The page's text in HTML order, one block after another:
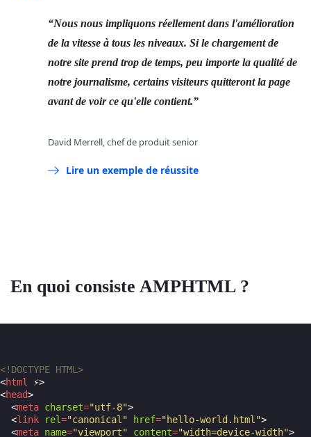
Nous nous impliquons réellement dans l'amélioration
de la vitesse à tous les niveaux. Si le chargement de
notre site prend trop de temps, peu importe la qualité de
notre journalisme, certains visiteurs quitteront la page
avant de voir ce qu'elle contient.
David Merrell, chef de produit senior
Lire un exemple de réussite
En quoi consiste AMPHTML ?
<!DOCTYPE HTML>
<html ⚡>
<head>
<meta charset="utf-8">
<link rel="canonical" href="hello-world.html">
<meta name="viewport" content="width=device-width">